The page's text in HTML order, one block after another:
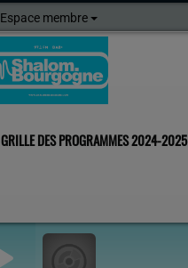
Espace membre
GRILLE DES PROGRAMMES 2024-2025